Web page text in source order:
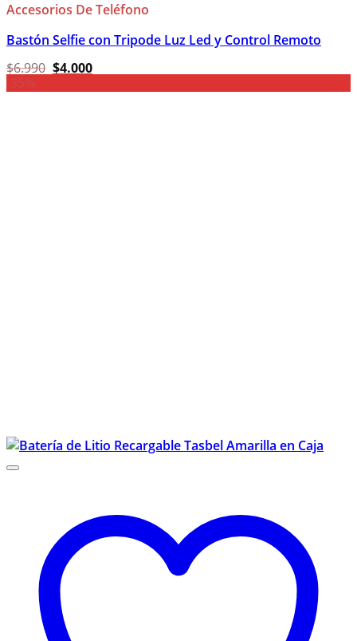
Accesorios De Teléfono
Bastón Selfie con Tripode Luz Led y Control Remoto
$6.990 El
precio
original
$4.000El
precio
actual